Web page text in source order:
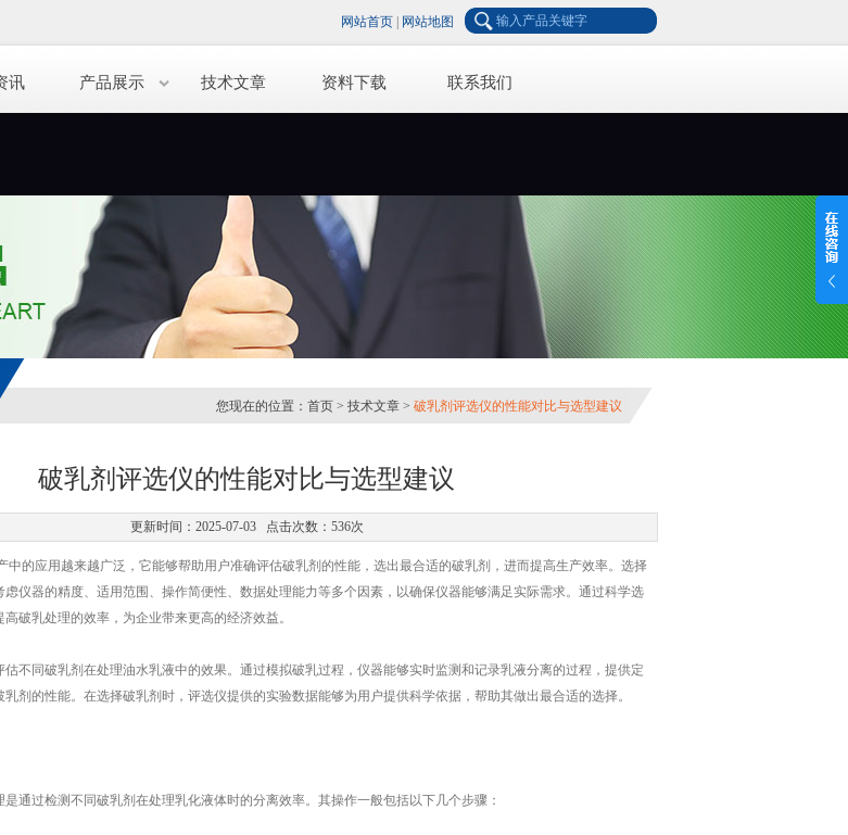
网站首页 网站地图
讯 产品展示 技术文章 资料下载 联系我们
您现在的位置： 首页 > 技术文章 > 破乳剂评选仪的性能对比与选型建议
破乳剂评选仪的性能对比与选型建议
更新时间：2025-07-03 点击次数：536次
中的应用越来越广泛，它能够帮助用户准确评估破乳剂的性能，选出最合适的破乳剂，进而提高生产效率。选择
仪器的精度、适用范围、操作简便性、数据处理能力等多个因素，以确保仪器能够满足实际需求。通过科学选
破乳处理的效率，为企业带来更高的经济效益。
同破乳剂在处理油水乳液中的效果。通过模拟破乳过程，仪器能够实时监测和记录乳液分离的过程，提供定
剂的性能。在选择破乳剂时，评选仪提供的实验数据能够为用户提供科学依据，帮助其做出最合适的选择。
过检测不同破乳剂在处理乳化液体时的分离效率。其操作一般包括以下几个步骤：